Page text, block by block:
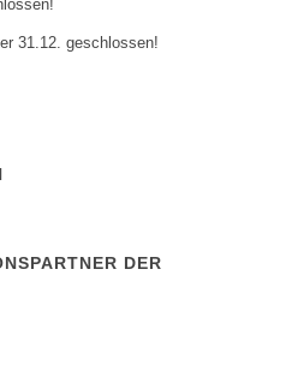
31.12. geschlossen!
DER